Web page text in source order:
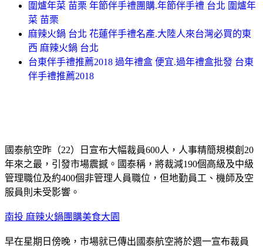
圍爐年菜 苗栗 年節伴手禮團購.年節伴手禮 台北 圍爐年
菜 苗栗
麻辣火鍋 台北 花蓮伴手禮名產.大陸人來台灣必買的東
西 麻辣火鍋 台北
台東伴手禮推薦2018 過年禮盒 便宜.過年禮盒批發 台東
伴手禮推薦2018
國泰航空昨（22）日宣布大幅裁員600人，人事精簡規模創20
年來之最，引發市場震撼。國泰稱，將裁減190個高級及中級
管理職位及約400個非管理人員職位，但地勤員工、機師及空
服員則未受影響。
南投 麻辣火鍋 團購美食大園
早在星期日傍晚，市場就已傳出國泰航空將於週一宣布裁員